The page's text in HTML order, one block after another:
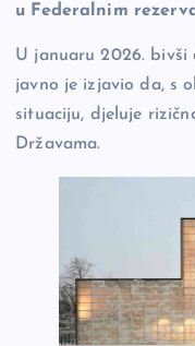
u Federalnim
U januaru 2026. bivši
javno je izjavio da, s
situaciju, djeluje
Državama.